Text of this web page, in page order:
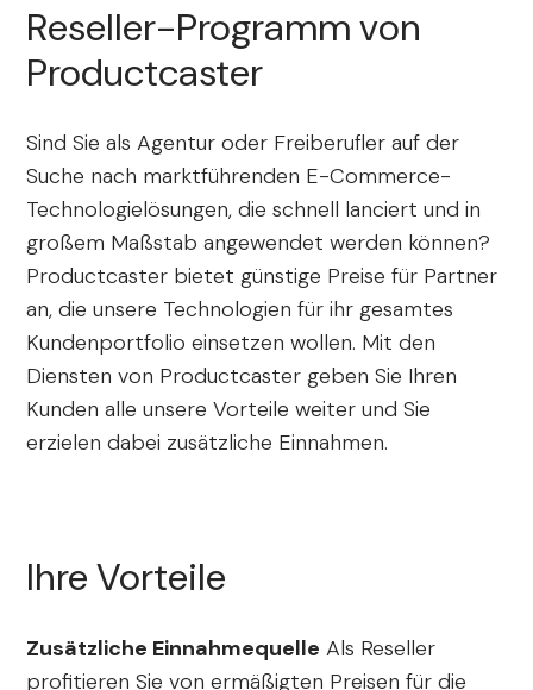
Reseller-Programm von
Productcaster
Sind Sie als Agentur oder Freiberufler auf der
Suche nach marktführenden E-Commerce-
Technologielösungen, die schnell lanciert und in
großem Maßstab angewendet werden können?
Productcaster bietet günstige Preise für Partner
an, die unsere Technologien für ihr gesamtes
Kundenportfolio einsetzen wollen. Mit den
Diensten von Productcaster geben Sie Ihren
Kunden alle unsere Vorteile weiter und Sie
erzielen dabei zusätzliche Einnahmen.
Ihre Vorteile
Zusätzliche Einnahmequelle Als Reseller
profitieren Sie von ermäßigten Preisen für die